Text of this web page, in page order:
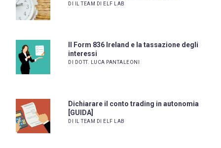
DI IL TEAM DI ELF LAB
Il Form 836 Ireland e la tassazione degli
interessi
DI DOTT. LUCA PANTALEONI
Dichiarare il conto trading in autonomia
[GUIDA]
DI IL TEAM DI ELF LAB